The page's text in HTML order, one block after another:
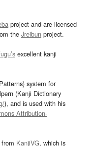
project and are licensed
the Jreibun project.
excellent kanji
system for
(Kanji Dictionary
), and is used with his
Attribution-
KanjiVG, which is